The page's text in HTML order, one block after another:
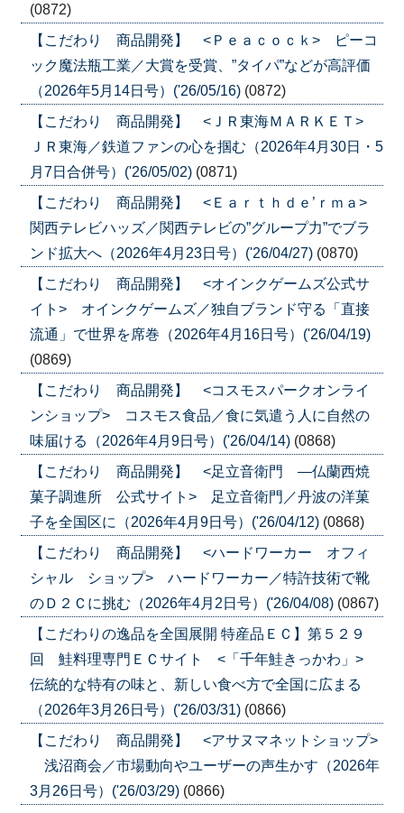
(0872)
【こだわり 商品開発】 <Ｐｅａｃｏｃｋ> ピーコ
ック魔法瓶工業／大賞を受賞、”タイパ”などが高評価
（2026年5月14日号）('26/05/16) (0872)
【こだわり 商品開発】 <ＪＲ東海ＭＡＲＫＥＴ>
ＪＲ東海／鉄道ファンの心を掴む（2026年4月30日・5
月7日合併号）('26/05/02) (0871)
【こだわり 商品開発】 <Ｅａｒｔｈｄｅ’ｒｍａ>
関西テレビハッズ／関西テレビの”グループ力”でブラ
ンド拡大へ（2026年4月23日号）('26/04/27) (0870)
【こだわり 商品開発】 <オインクゲームズ公式サ
イト> オインクゲームズ／独自ブランド守る「直接
流通」で世界を席巻（2026年4月16日号）('26/04/19)
(0869)
【こだわり 商品開発】 <コスモスパークオンライ
ンショップ> コスモス食品／食に気遣う人に自然の
味届ける（2026年4月9日号）('26/04/14) (0868)
【こだわり 商品開発】 <足立音衛門 ―仏蘭西焼
菓子調進所 公式サイト> 足立音衛門／丹波の洋菓
子を全国区に（2026年4月9日号）('26/04/12) (0868)
【こだわり 商品開発】 <ハードワーカー オフィ
シャル ショップ> ハードワーカー／特許技術で靴
のＤ２Ｃに挑む（2026年4月2日号）('26/04/08) (0867)
【こだわりの逸品を全国展開 特産品ＥＣ】第５２９
回 鮭料理専門ＥＣサイト <「千年鮭きっかわ」>
伝統的な特有の味と、新しい食べ方で全国に広まる
（2026年3月26日号）('26/03/31) (0866)
【こだわり 商品開発】 <アサヌマネットショップ>
浅沼商会／市場動向やユーザーの声生かす（2026年
3月26日号）('26/03/29) (0866)